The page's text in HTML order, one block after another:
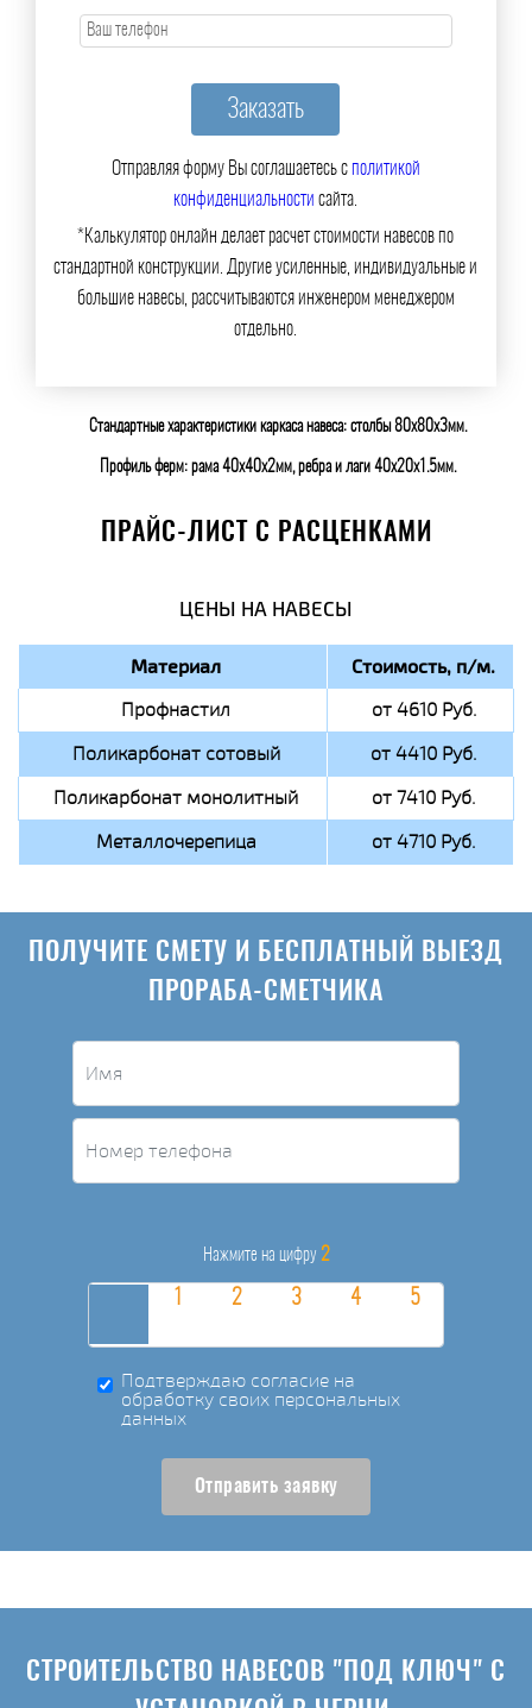
Отправляя форму Вы соглашаетесь сполитикой
конфиденциальности сайта.
*Калькулятор онлайн делает расчет стоимости навесов по
стандартной конструкции. Другие усиленные, индивидуальные и
большие навесы, рассчитываются инженером менеджером
отдельно.
Стандартные характеристики каркаса навеса: столбы 80х80х3мм.
Профиль ферм: рама 40х40х2мм, ребра и лаги 40х20х1.5мм.
ПРАЙС-ЛИСТ С РАСЦЕНКАМИ
ЦЕНЫ НА НАВЕСЫ
Материал Стоимость, п/м.
Профнастил
от 4610 Руб.
Поликарбонат сотовый
от 4410 Руб.
Поликарбонат монолитный
от 7410 Руб.
Металлочерепица
от 4710 Руб.
ПОЛУЧИТЕ СМЕТУ И БЕСПЛАТНЫЙ ВЫЕЗД
ПРОРАБА-СМЕТЧИКА
Нажмите на цифру 2
Подтверждаю согласие на
обработку своих персональных
данных
Отправить заявку
СТРОИТЕЛЬСТВО НАВЕСОВ "ПОД КЛЮЧ" С